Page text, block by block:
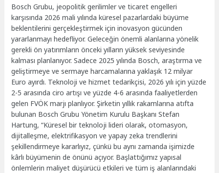
Bosch Grubu, jeopolitik gerilimler ve ticaret engelleri
karşısında 2026 mali yılında küresel pazarlardaki büyüme
beklentilerini gerçekleştirmek için inovasyon gücünden
yararlanmayı hedefliyor. Geleceğin önemli alanlarına yönelik
gerekli ön yatırımların önceki yılların yüksek seviyesinde
kalması planlanıyor. Sadece 2025 yılında Bosch, araştırma ve
geliştirmeye ve sermaye harcamalarına yaklaşık 12 milyar
Euro ayırdı. Teknoloji ve hizmet tedarikçisi, 2026 yılı için yüzde
2-5 arasında ciro artışı ve yüzde 4-6 arasında faaliyetlerden
gelen FVÖK marjı planlıyor. Şirketin yıllık rakamlarına atıfta
bulunan Bosch Grubu Yönetim Kurulu Başkanı Stefan
Hartung, “Küresel bir teknoloji lideri olarak, otomasyon,
dijitalleşme, elektrifikasyon ve yapay zeka trendlerini
şekillendirmeye kararlıyız, çünkü bu aynı zamanda işimizde
kârlı büyümenin de önünü açıyor. Başlattığımız yapısal
önlemlerin maliyet düşürücü etkileri ve tüm iş alanlarındaki